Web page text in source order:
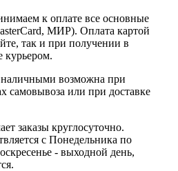
к оплате все основные
МИР). Оплата картой
так и при получении в
курьером.
наличными возможна при
самовывоза или при доставке
заказы круглосуточно.
с Понедельника по
- выходной день,